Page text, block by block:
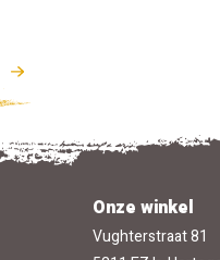
Onze winkel
Vughterstraat 81